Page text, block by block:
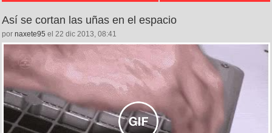
Así se cortan las uñas en el espacio
por naxete95 el 22 dic 2013, 08:41